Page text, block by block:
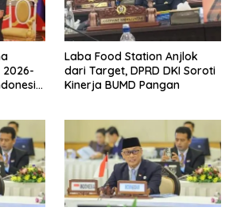
2026-
Laba Food Station Anjlok
dari Target, DPRD DKI Soroti
Kinerja BUMD Pangan